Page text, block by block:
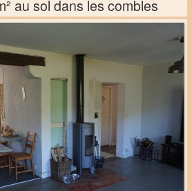
au sol dans les combles